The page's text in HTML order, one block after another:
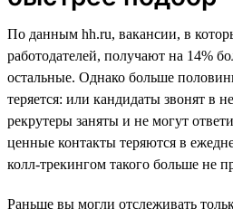
По данным hh.ru, вакансии, в
работодателей, получают на 14%
остальные. Однако больше
теряется: или кандидаты звонят в
рекрутеры заняты и не могут
ценные контакты теряются в
колл-трекингом такого больше не
Раньше вы могли отслеживать